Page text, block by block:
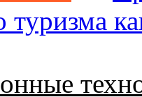
туризма